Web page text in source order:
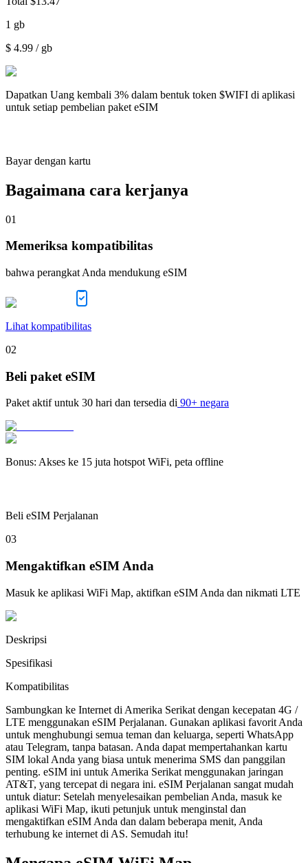
1 gb
$ 4.99 / gb
Dapatkan Uang kembali 3% dalam bentuk token $WIFI di aplikasi
untuk setiap pembelian paket eSIM
Bayar dengan kartu
Bagaimana cara kerjanya
01
Memeriksa kompatibilitas
bahwa perangkat Anda mendukung eSIM
Lihat kompatibilitas
02
Beli paket eSIM
Paket aktif untuk 30 hari dan tersedia di 90+ negara
Bonus: Akses ke 15 juta hotspot WiFi, peta offline
Beli eSIM Perjalanan
03
Mengaktifkan eSIM Anda
Masuk ke aplikasi WiFi Map, aktifkan eSIM Anda dan nikmati LTE
Deskripsi
Spesifikasi
Kompatibilitas
Sambungkan ke Internet di Amerika Serikat dengan kecepatan 4G /
LTE menggunakan eSIM Perjalanan. Gunakan aplikasi favorit Anda
untuk menghubungi semua teman dan keluarga, seperti WhatsApp
atau Telegram, tanpa batasan. Anda dapat mempertahankan kartu
SIM lokal Anda yang biasa untuk menerima SMS dan panggilan
penting. eSIM ini untuk Amerika Serikat menggunakan jaringan
AT&T, yang tercepat di negara ini. eSIM Perjalanan sangat mudah
untuk diatur: Setelah menyelesaikan pembelian Anda, masuk ke
aplikasi WiFi Map, ikuti petunjuk untuk menginstal dan
mengaktifkan eSIM Anda dan dalam beberapa menit, Anda
terhubung ke internet di AS. Semudah itu!